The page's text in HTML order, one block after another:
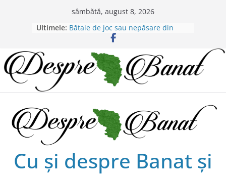
sâmbătă, august 8, 2026
Ultimele: Bătaie de joc sau nepăsare din
partea administraţiei judeţene?
în Timișoara
Alex Murgoi, un glas al lumii
satului bănățean !
20 de trăiri, 20 de visuri cu
Chilipiruri pentru micii viticultorii
bănăţeni !
Cu şi despre Banat şi